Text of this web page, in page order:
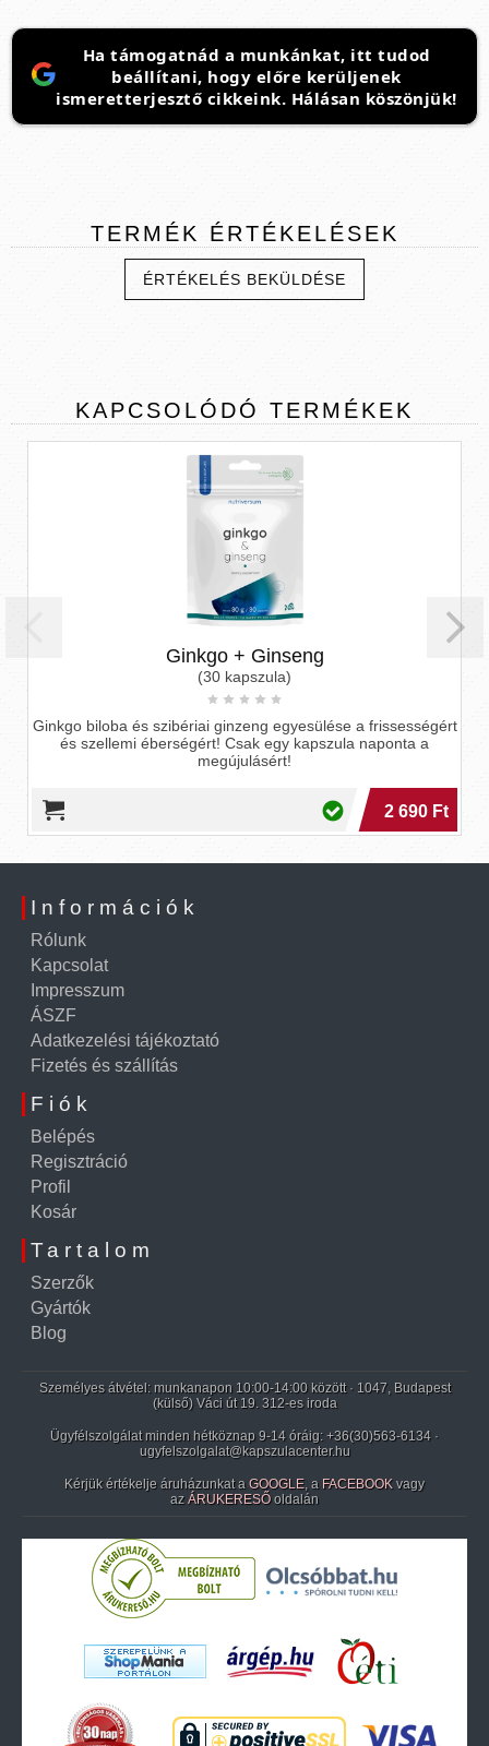
Ha támogatnád a munkánkat, itt tudod
beállítani, hogy előre kerüljenek
ismeretterjesztő cikkeink. Hálásan köszönjük!
TERMÉK ÉRTÉKELÉSEK
ÉRTÉKELÉS BEKÜLDÉSE
KAPCSOLÓDÓ TERMÉKEK
Ginkgo + Ginseng
(30 kapszula)
Ginkgo biloba és szibériai ginzeng egyesülése a frissességért
és szellemi éberségért! Csak egy kapszula naponta a
megújulásért!
2 690 Ft
Információk
Rólunk
Kapcsolat
Impresszum
ÁSZF
Adatkezelési tájékoztató
Fizetés és szállítás
Fiók
Belépés
Regisztráció
Profil
Kosár
Tartalom
Szerzők
Gyártók
Blog
Személyes átvétel: munkanapon 10:00-14:00 között · 1047, Budapest
(külső) Váci út 19. 312-es iroda
Ügyfélszolgálat minden hétköznap 9-14 óráig: +36(30)563-6134 ·
ugyfelszolgalat@kapszulacenter.hu
Kérjük értékelje áruházunkat a GOOGLE, a FACEBOOK vagy
az ÁRUKERESŐ oldalán